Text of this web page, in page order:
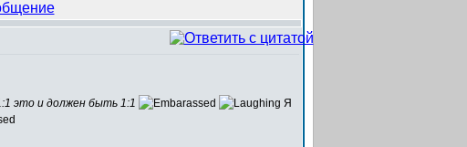
это и должен быть 1:1
Я